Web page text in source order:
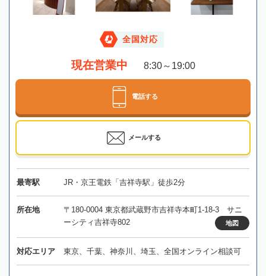
全国対応
現在営業中 8:30～19:00
電話する
メールする
最寄駅 JR・京王電鉄「吉祥寺駅」徒歩2分
所在地
〒180-0004 東京都武蔵野市吉祥寺本町1-18-3 サニ
ーシティ吉祥寺802
地図
対応エリア 東京、千葉、神奈川、埼玉、全国オンライン相談可